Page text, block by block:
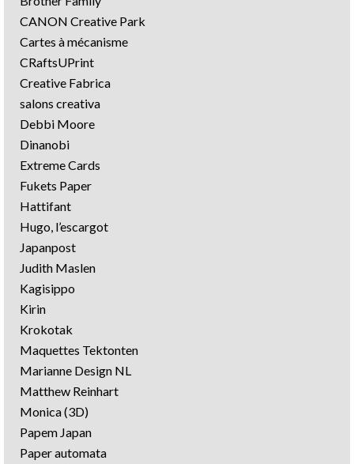
CANON Creative Park
Cartes à mécanisme
CRaftsUPrint
Creative Fabrica
salons creativa
Debbi Moore
Dinanobi
Extreme Cards
Fukets Paper
Hattifant
Hugo, l’escargot
Japanpost
Judith Maslen
Kagisippo
Kirin
Krokotak
Maquettes Tektonten
Marianne Design NL
Matthew Reinhart
Monica (3D)
Papem Japan
Paper automata